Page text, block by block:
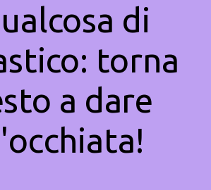
di
torna
a dare